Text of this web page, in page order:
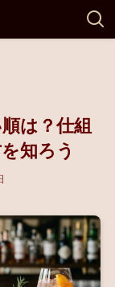
は？仕組
知ろう